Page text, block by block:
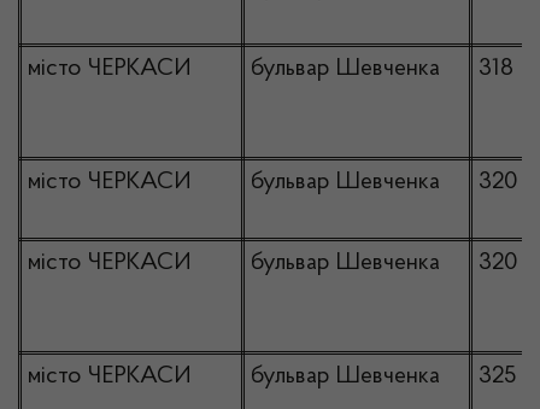
місто ЧЕРКАСИ бульвар Шевченка 318
місто ЧЕРКАСИ бульвар Шевченка 320
місто ЧЕРКАСИ бульвар Шевченка 320
місто ЧЕРКАСИ бульвар Шевченка 325